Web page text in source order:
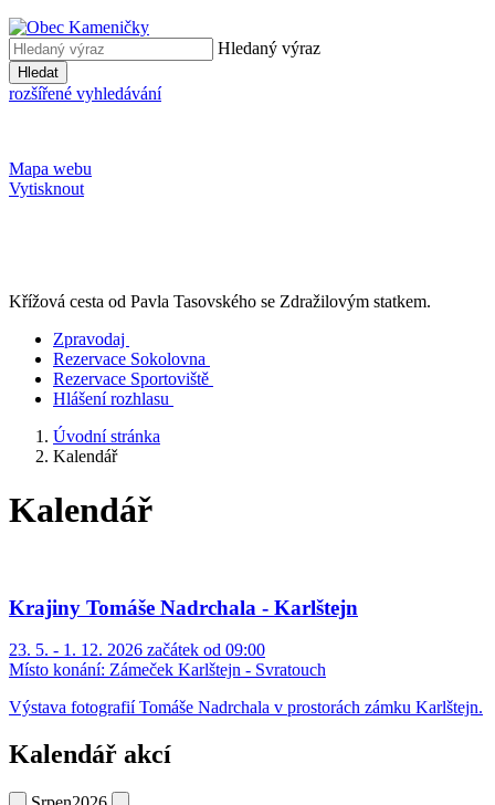
Hledaný výraz
Hledat
rozšířené vyhledávání
Mapa webu
Vytisknout
Křížová cesta od Pavla Tasovského se Zdražilovým statkem.
Zpravodaj
Rezervace Sokolovna
Rezervace Sportoviště
Hlášení rozhlasu
Úvodní stránka
Kalendář
Kalendář
Krajiny Tomáše Nadrchala - Karlštejn
23. 5. - 1. 12. 2026 začátek od 09:00
Místo konání: Zámeček Karlštejn - Svratouch
Výstava fotografií Tomáše Nadrchala v prostorách zámku Karlštejn.
Kalendář akcí